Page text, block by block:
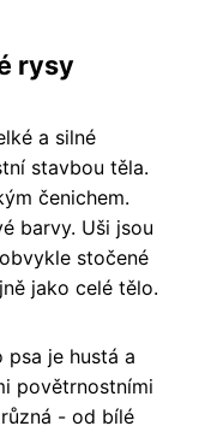
rysy
a silné
stavbou těla.
čenichem.
barvy. Uši jsou
stočené
jako celé tělo.
psa je hustá a
povětrnostními
- od bílé